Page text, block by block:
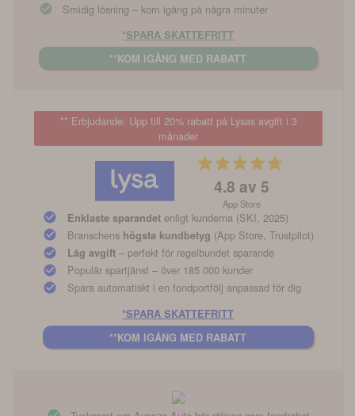
Smidig lösning – kom igång på några minuter
*SPARA SKATTEFRITT
**KOM IGÅNG MED RABATT
** Erbjudande: Upp till 20% rabatt på Lysas avgift i 3
månader
4.8 av 5
App Store
Enklaste sparandetenligt kunderna (SKI, 2025)
Branschens högsta kundbetyg (App Store, Trustpilot)
Låg avgift– perfekt för regelbundet sparande
Populär spartjänst – över 185 000 kunder
Spara automatiskt i en fondportfölj anpassad för dig
*SPARA SKATTEFRITT
**KOM IGÅNG MED RABATT